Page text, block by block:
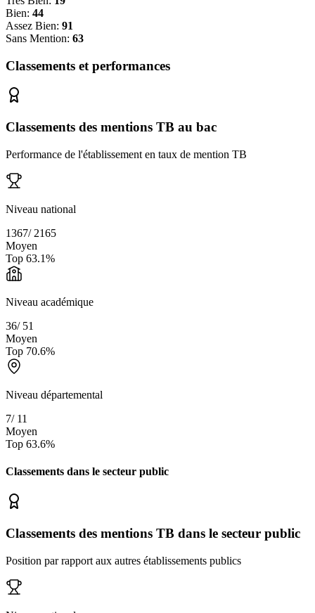
Bien: 44
Assez Bien: 91
Sans Mention: 63
Classements et performances
Classements des mentions TB au bac
Performance de l'établissement en taux de mention TB
Niveau national
1367/ 2165
Moyen
Top 63.1%
Niveau académique
36/ 51
Moyen
Top 70.6%
Niveau départemental
7/ 11
Moyen
Top 63.6%
Classements dans le secteur public
Classements des mentions TB dans le secteur public
Position par rapport aux autres établissements publics